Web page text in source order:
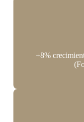
+8%